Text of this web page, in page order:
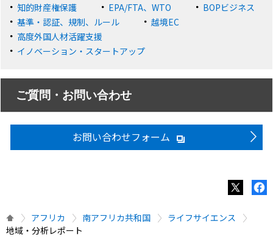
知的財産権保護
EPA/FTA、WTO
BOPビジネス
基準・認証、規制、ルール
越境EC
高度外国人材活躍支援
イノベーション・スタートアップ
ご質問・お問い合わせ
お問い合わせフォーム
アフリカ 南アフリカ共和国
ライフサイエンス
地域・分析レポート